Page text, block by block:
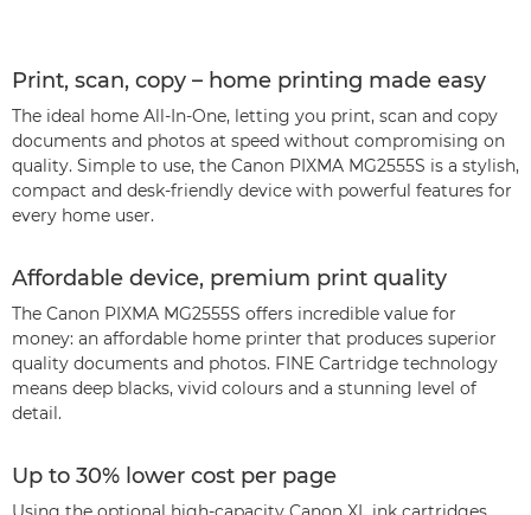
Print, scan, copy – home printing made easy
The ideal home All-In-One, letting you print, scan and copy
documents and photos at speed without compromising on
quality. Simple to use, the Canon PIXMA MG2555S is a stylish,
compact and desk-friendly device with powerful features for
every home user.
Affordable device, premium print quality
The Canon PIXMA MG2555S offers incredible value for
money: an affordable home printer that produces superior
quality documents and photos. FINE Cartridge technology
means deep blacks, vivid colours and a stunning level of
detail.
Up to 30% lower cost per page